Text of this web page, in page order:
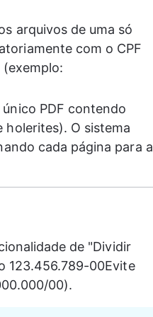
arquivos de uma só
com o CPF
(exemplo:
PDF contendo
holerites). O sistema
cada página para a
de "Dividir
123.456.789-00Evite
00).